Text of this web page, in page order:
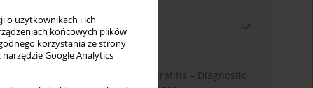
o użytkownikach i ich
końcowych plików
korzystania ze strony
Google Analytics
Najczęściej czytane
Miesiąc
Rok
Herpes Simplex Virus Keratitis – Diagnostic